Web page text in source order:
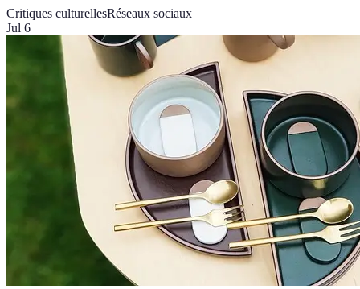
Critiques culturellesRéseaux sociaux
Jul 6